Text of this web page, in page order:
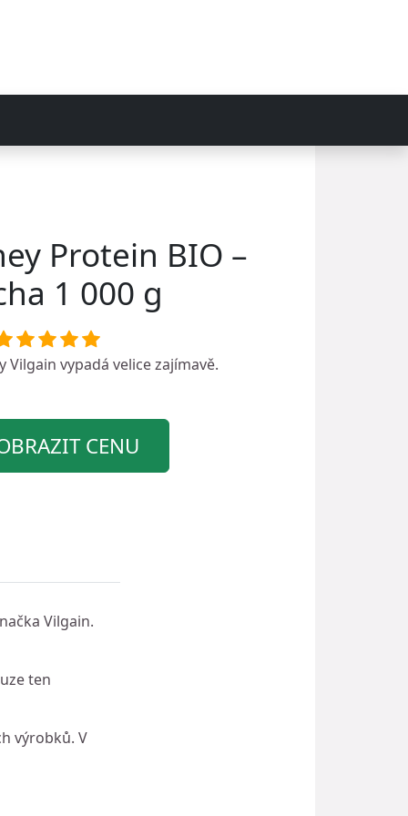
Protein BIO –
1 000 g
Vilgain vypadá velice zajímavě.
CENU
Vilgain.
ten
výrobků. V